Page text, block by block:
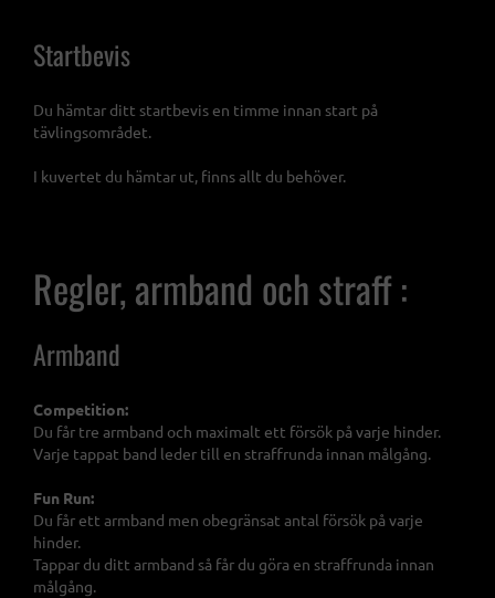
Startbevis
Du hämtar ditt startbevis en timme innan start på
tävlingsområdet.
I kuvertet du hämtar ut, finns allt du behöver.
Regler, armband och straff :
Armband
Competition:
Du får tre armband och maximalt ett försök på varje hinder.
Varje tappat band leder till en straffrunda innan målgång.
Fun Run:
Du får ett armband men obegränsat antal försök på varje
hinder.
Tappar du ditt armband så får du göra en straffrunda innan
målgång.